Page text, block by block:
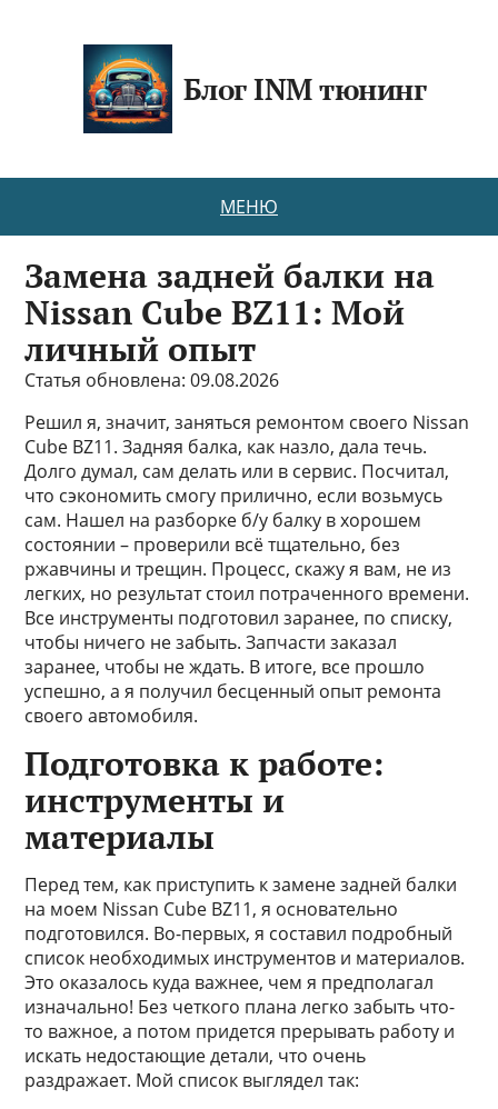
Блог INM тюнинг
МЕНЮ
Замена задней балки на
Nissan Cube BZ11: Мой
личный опыт
Статья обновлена: 09.08.2026
Решил я, значит, заняться ремонтом своего Nissan
Cube BZ11. Задняя балка, как назло, дала течь.
Долго думал, сам делать или в сервис. Посчитал,
что сэкономить смогу прилично, если возьмусь
сам. Нашел на разборке б/у балку в хорошем
состоянии – проверили всё тщательно, без
ржавчины и трещин. Процесс, скажу я вам, не из
легких, но результат стоил потраченного времени.
Все инструменты подготовил заранее, по списку,
чтобы ничего не забыть. Запчасти заказал
заранее, чтобы не ждать. В итоге, все прошло
успешно, а я получил бесценный опыт ремонта
своего автомобиля.
Подготовка к работе:
инструменты и
материалы
Перед тем, как приступить к замене задней балки
на моем Nissan Cube BZ11, я основательно
подготовился. Во-первых, я составил подробный
список необходимых инструментов и материалов.
Это оказалось куда важнее, чем я предполагал
изначально! Без четкого плана легко забыть что-
то важное, а потом придется прерывать работу и
искать недостающие детали, что очень
раздражает. Мой список выглядел так: